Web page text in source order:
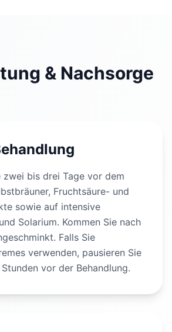
& Nachsorge
zwei bis drei Tage vor dem
Fruchtsäure- und
sowie auf intensive
Solarium. Kommen Sie nach
Falls Sie
verwenden, pausieren Sie
vor der Behandlung.